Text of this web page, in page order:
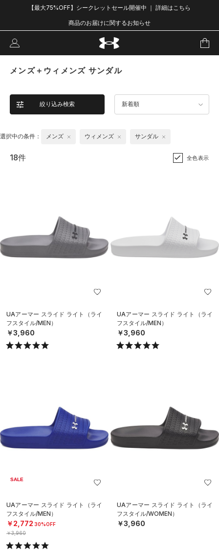
【最大75%OFF】シークレットセール開催中 ｜ 詳細はこちら
商品のお届けに関するお知らせ
メンズ＋ウィメンズ サンダル
絞り込み検索 新着順
選択中の条件： メンズ ウィメンズ サンダル
18件 全色表示
UAアーマー スライド ライト（ライ
フスタイル/MEN）
￥3,960
UAアーマー スライド ライト（ライ
フスタイル/MEN）
￥3,960
SALE
UAアーマー スライド ライト（ライ
フスタイル/MEN）
￥2,772 30%OFF
￥3,960
UAアーマー スライド ライト（ライ
フスタイル/WOMEN）
￥3,960